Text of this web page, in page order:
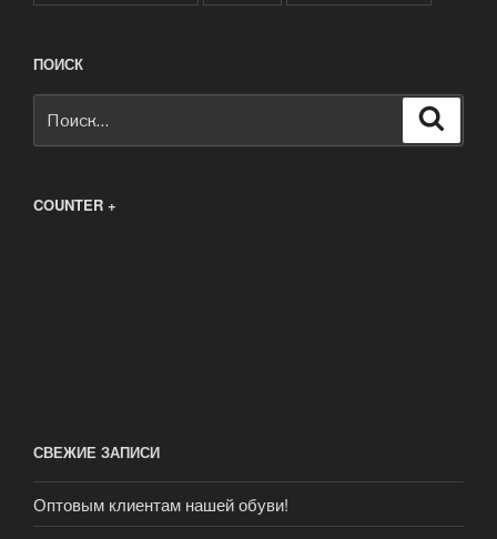
ПОИСК
COUNTER +
СВЕЖИЕ ЗАПИСИ
Оптовым клиентам нашей обуви!